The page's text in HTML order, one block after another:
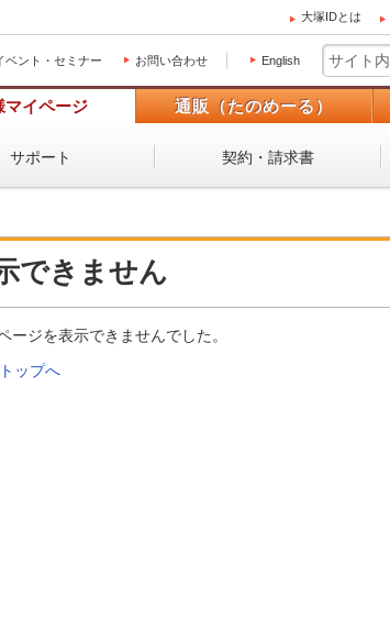
大塚IDとは
ベント・セミナー お問い合わせ English
マイページ 通販（たのめーる）
サポート 契約・請求書
できません
ージを表示できませんでした。
ップへ